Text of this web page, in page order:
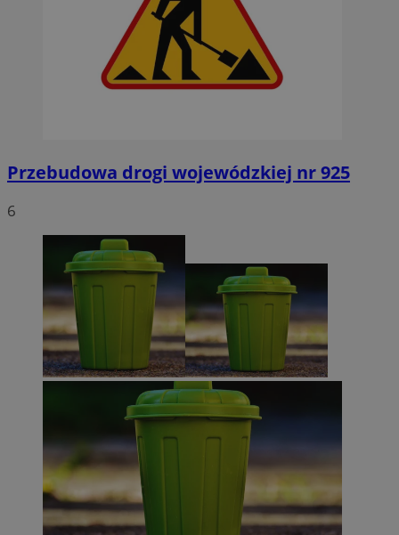
Przebudowa drogi wojewódzkiej nr 925
6